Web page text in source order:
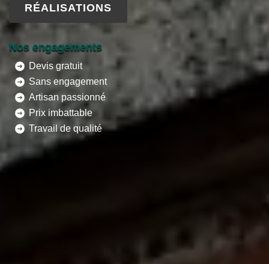
RÉALISATIONS
Nos engagements
Devis gratuit
Sans engagement
Artisan passionné
Prix imbattable
Travail de qualité